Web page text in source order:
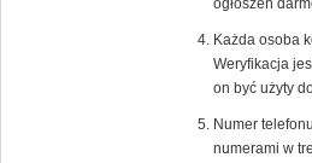
ogłoszeń
Każda osoba
Weryfikacja
on być użyty
Numer
numerami w